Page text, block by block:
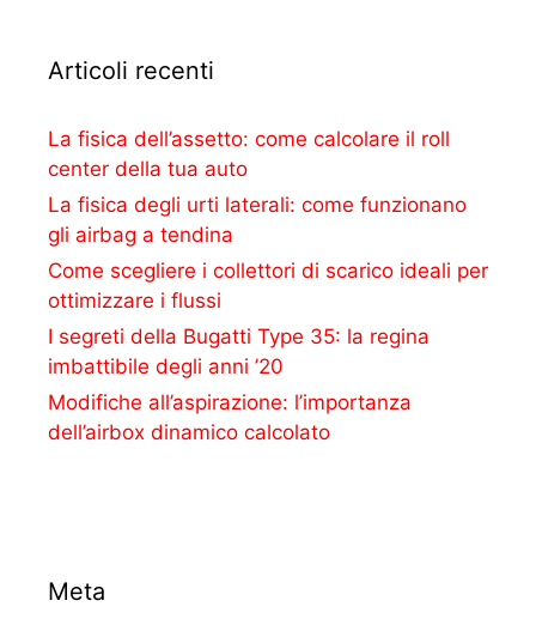
Articoli recenti
La fisica dell’assetto: come calcolare il roll
center della tua auto
La fisica degli urti laterali: come funzionano
gli airbag a tendina
Come scegliere i collettori di scarico ideali per
ottimizzare i flussi
I segreti della Bugatti Type 35: la regina
imbattibile degli anni ’20
Modifiche all’aspirazione: l’importanza
dell’airbox dinamico calcolato
Meta